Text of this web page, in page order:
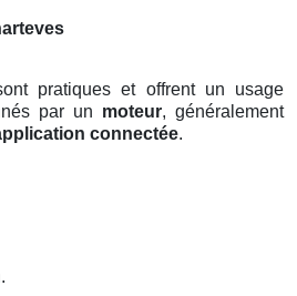
pratiques et offrent un usage
par un moteur, généralement
connectée.